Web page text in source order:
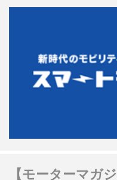
【モーターマガ